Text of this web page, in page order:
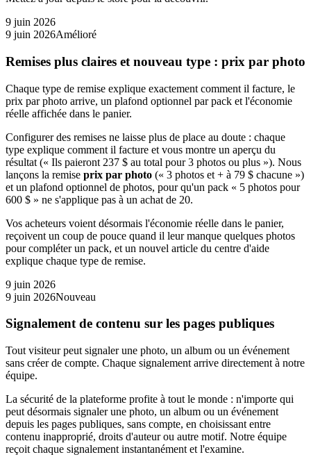
9 juin 2026
9 juin 2026Amélioré
Remises plus claires et nouveau type : prix par photo
Chaque type de remise explique exactement comment il facture, le
prix par photo arrive, un plafond optionnel par pack et l'économie
réelle affichée dans le panier.
Configurer des remises ne laisse plus de place au doute : chaque
type explique comment il facture et vous montre un aperçu du
résultat (« Ils paieront 237 $ au total pour 3 photos ou plus »). Nous
lançons la remise prix par photo (« 3 photos et + à 79 $ chacune »)
et un plafond optionnel de photos, pour qu'un pack « 5 photos pour
600 $ » ne s'applique pas à un achat de 20.
Vos acheteurs voient désormais l'économie réelle dans le panier,
reçoivent un coup de pouce quand il leur manque quelques photos
pour compléter un pack, et un nouvel article du centre d'aide
explique chaque type de remise.
9 juin 2026
9 juin 2026Nouveau
Signalement de contenu sur les pages publiques
Tout visiteur peut signaler une photo, un album ou un événement
sans créer de compte. Chaque signalement arrive directement à notre
équipe.
La sécurité de la plateforme profite à tout le monde : n'importe qui
peut désormais signaler une photo, un album ou un événement
depuis les pages publiques, sans compte, en choisissant entre
contenu inapproprié, droits d'auteur ou autre motif. Notre équipe
reçoit chaque signalement instantanément et l'examine.